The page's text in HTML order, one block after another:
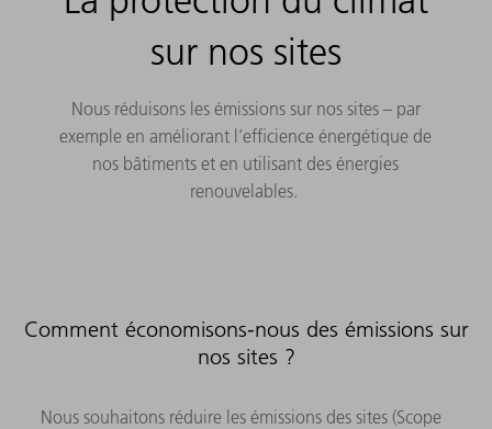
sur nos sites
Nous réduisons les émissions sur nos sites – par
exemple en améliorant l’efficience énergétique de
nos bâtiments et en utilisant des énergies
renouvelables.
Comment économisons-nous des émissions sur
nos sites ?
Nous souhaitons réduire les émissions des sites (Scope